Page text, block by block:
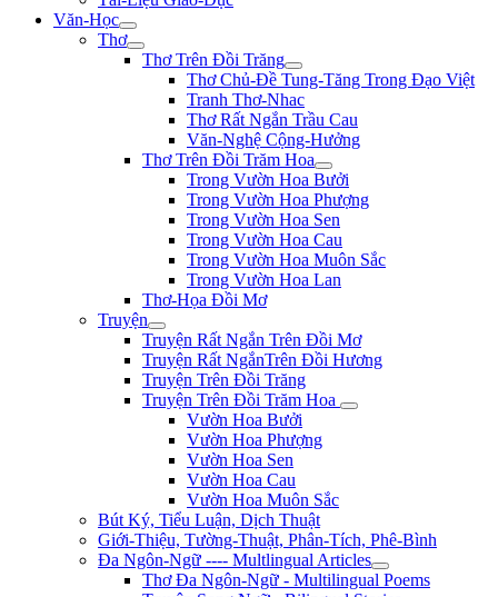
Văn-Học
Thơ
Thơ Trên Đồi Trăng
Thơ Chủ-Đề Tung-Tăng Trong Đạo Việt
Tranh Thơ-Nhac
Thơ Rất Ngắn Trầu Cau
Văn-Nghệ Cộng-Hưởng
Thơ Trên Đồi Trăm Hoa
Trong Vườn Hoa Bưởi
Trong Vườn Hoa Phượng
Trong Vườn Hoa Sen
Trong Vườn Hoa Cau
Trong Vườn Hoa Muôn Sắc
Trong Vườn Hoa Lan
Thơ-Họa Đồi Mơ
Truyện
Truyện Rất Ngắn Trên Đồi Mơ
Truyện Rất NgắnTrên Đồi Hương
Truyện Trên Đồi Trăng
Truyện Trên Đồi Trăm Hoa
Vườn Hoa Bưởi
Vườn Hoa Phượng
Vườn Hoa Sen
Vườn Hoa Cau
Vườn Hoa Muôn Sắc
Bút Ký, Tiểu Luận, Dịch Thuật
Giới-Thiệu, Tường-Thuật, Phân-Tích, Phê-Bình
Đa Ngôn-Ngữ ---- Multlingual Articles
Thơ Đa Ngôn-Ngữ - Multilingual Poems